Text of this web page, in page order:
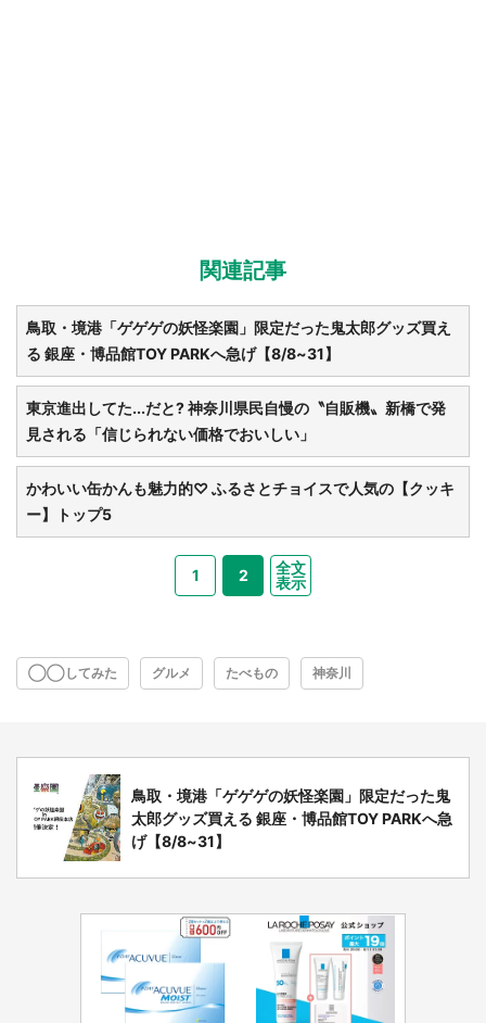
関連記事
鳥取・境港「ゲゲゲの妖怪楽園」限定だった鬼太郎グッズ買え
る 銀座・博品館TOY PARKへ急げ【8/8~31】
東京進出してた...だと? 神奈川県民自慢の〝自販機〟新橋で発
見される「信じられない価格でおいしい」
かわいい缶かんも魅力的♡ ふるさとチョイスで人気の【クッキ
ー】トップ5
1 2
全文
表示
◯◯してみた グルメ たべもの 神奈川
鳥取・境港「ゲゲゲの妖怪楽園」限定だった鬼
太郎グッズ買える 銀座・博品館TOY PARKへ急
げ【8/8~31】